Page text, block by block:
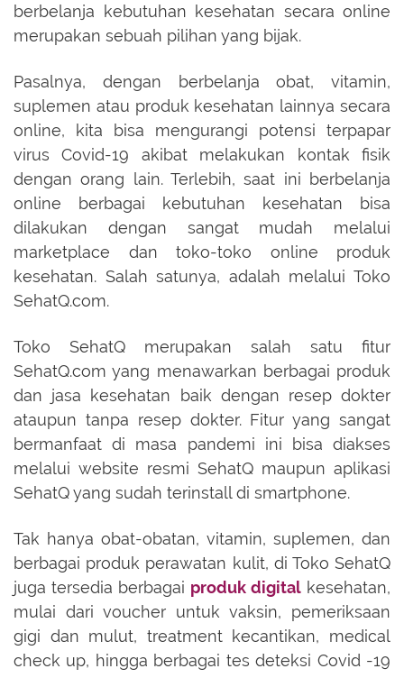
berbelanja kebutuhan kesehatan secara online
merupakan sebuah pilihan yang bijak.
Pasalnya, dengan berbelanja obat, vitamin,
suplemen atau produk kesehatan lainnya secara
online, kita bisa mengurangi potensi terpapar
virus Covid-19 akibat melakukan kontak fisik
dengan orang lain. Terlebih, saat ini berbelanja
online berbagai kebutuhan kesehatan bisa
dilakukan dengan sangat mudah melalui
marketplace dan toko-toko online produk
kesehatan. Salah satunya, adalah melalui Toko
SehatQ.com.
Toko SehatQ merupakan salah satu fitur
SehatQ.com yang menawarkan berbagai produk
dan jasa kesehatan baik dengan resep dokter
ataupun tanpa resep dokter. Fitur yang sangat
bermanfaat di masa pandemi ini bisa diakses
melalui website resmi SehatQ maupun aplikasi
SehatQ yang sudah terinstall di smartphone.
Tak hanya obat-obatan, vitamin, suplemen, dan
berbagai produk perawatan kulit, di Toko SehatQ
juga tersedia berbagai produk digital kesehatan,
mulai dari voucher untuk vaksin, pemeriksaan
gigi dan mulut, treatment kecantikan, medical
check up, hingga berbagai tes deteksi Covid -19